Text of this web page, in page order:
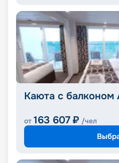
Каюта с балконом
от 163 607 ₽ /чел